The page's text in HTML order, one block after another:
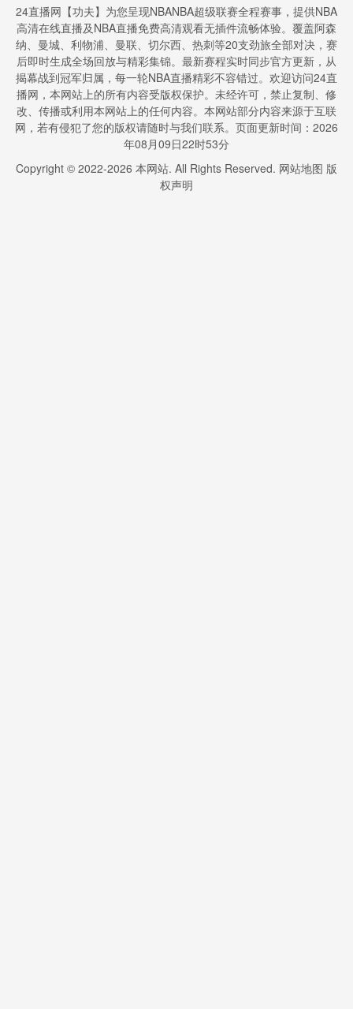
24直播网【功夫】为您呈现NBANBA超级联赛全程赛事，提供NBA
高清在线直播及NBA直播免费高清观看无插件流畅体验。覆盖阿森
纳、曼城、利物浦、曼联、切尔西、热刺等20支劲旅全部对决，赛
后即时生成全场回放与精彩集锦。最新赛程实时同步官方更新，从
揭幕战到冠军归属，每一轮NBA直播精彩不容错过。欢迎访问24直
播网，本网站上的所有内容受版权保护。未经许可，禁止复制、修
改、传播或利用本网站上的任何内容。本网站部分内容来源于互联
网，若有侵犯了您的版权请随时与我们联系。页面更新时间：2026
年08月09日22时53分
Copyright © 2022-2026 本网站. All Rights Reserved. 网站地图 版
权声明